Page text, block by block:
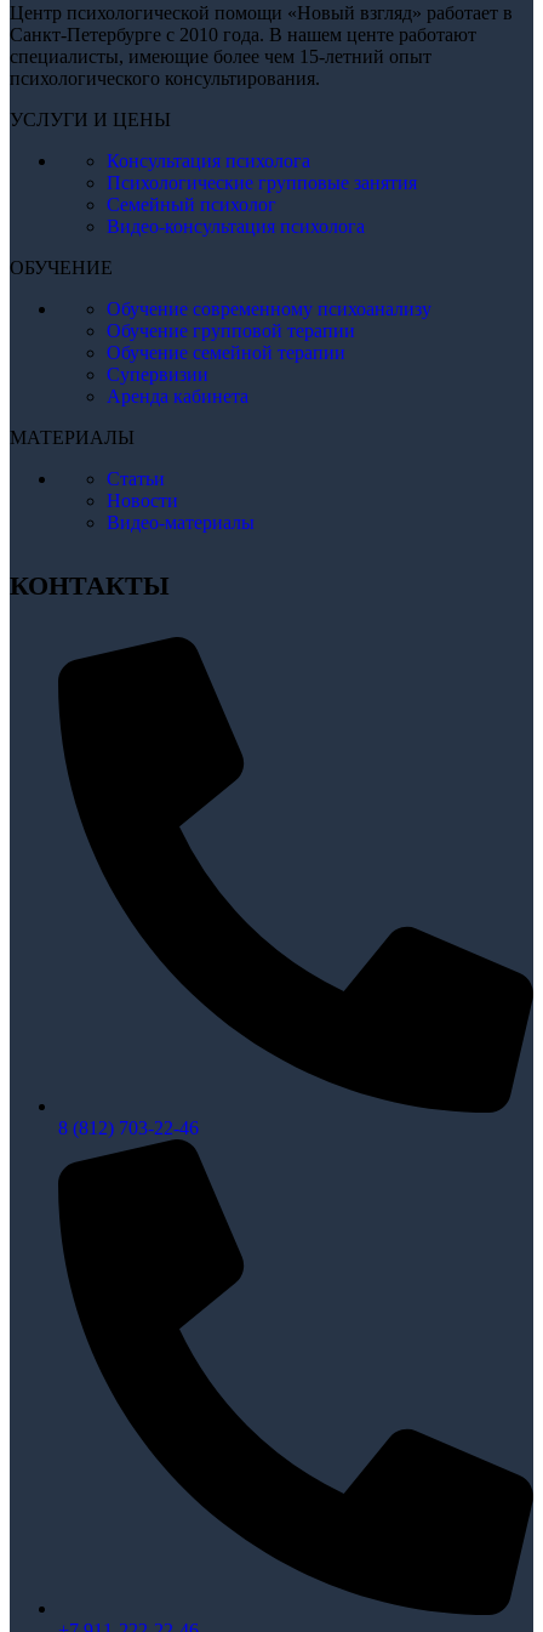
Центр психологической помощи «Новый взгляд» работает в
Санкт-Петербурге с 2010 года. В нашем центе работают
специалисты, имеющие более чем 15-летний опыт
психологического консультирования.
УСЛУГИ И ЦЕНЫ
Консультация психолога
Психологические групповые занятия
Семейный психолог
Видео-консультация психолога
ОБУЧЕНИЕ
Обучение современному психоанализу
Обучение групповой терапии
Обучение семейной терапии
Супервизии
Аренда кабинета
МАТЕРИАЛЫ
Статьи
Новости
Видео-материалы
КОНТАКТЫ
8 (812) 703-22-46